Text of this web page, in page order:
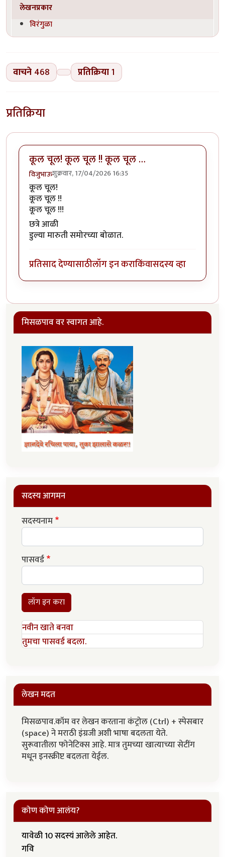
लेखनप्रकार
विरंगुळा
वाचने 468 प्रतिक्रिया1
प्रतिक्रिया
कूल चूल! कूल चूल !! कूल चूल …
विजुभाऊशुक्रवार, 17/04/2026 16:35
कूल चूल!
कूल चूल !!
कूल चूल !!!
छत्रे आळी
डुल्या मारुती समोरच्या बोळात.
प्रतिसाद देण्यासाठीलॉग इन कराकिंवासदस्य व्हा
मिसळपाव वर स्वागत आहे.
सदस्य आगमन
सदस्यनाम
पासवर्ड
लॉग इन करा
नवीन खाते बनवा
तुमचा पासवर्ड बदला.
लेखन मदत
मिसळपाव.कॉम वर लेखन करताना कंट्रोल (Ctrl) + स्पेसबार
(space) ने मराठी इंग्रजी अशी भाषा बदलता येते.
सुरूवातीला फोनेटिक्स आहे. मात्र तुमच्या खात्याच्या सेटींग
मधून इनस्क्रीप्ट बदलता येईल.
कोण कोण आलंय?
यावेळी 10 सदस्यं आलेले आहेत.
गवि